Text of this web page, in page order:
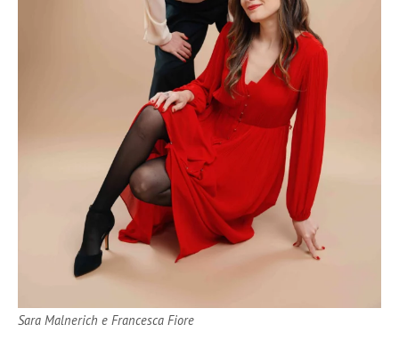
Sara Malnerich e Francesca Fiore